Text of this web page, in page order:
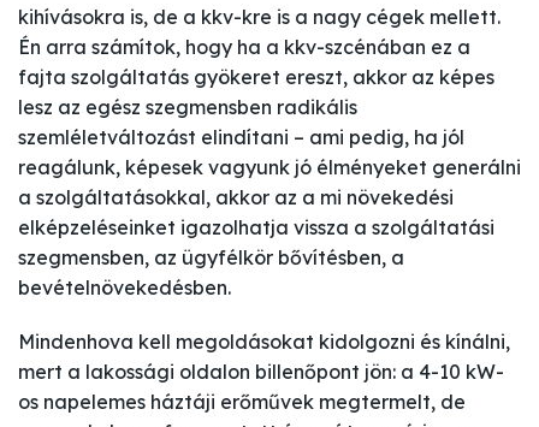
kihívásokra is, de a kkv-kre is a nagy cégek mellett.
Én arra számítok, hogy ha a kkv-szcénában ez a
fajta szolgáltatás gyökeret ereszt, akkor az képes
lesz az egész szegmensben radikális
szemléletváltozást elindítani – ami pedig, ha jól
reagálunk, képesek vagyunk jó élményeket generálni
a szolgáltatásokkal, akkor az a mi növekedési
elképzeléseinket igazolhatja vissza a szolgáltatási
szegmensben, az ügyfélkör bővítésben, a
bevételnövekedésben.
Mindenhova kell megoldásokat kidolgozni és kínálni,
mert a lakossági oldalon billenőpont jön: a 4-10 kW-
os napelemes háztáji erőművek megtermelt, de